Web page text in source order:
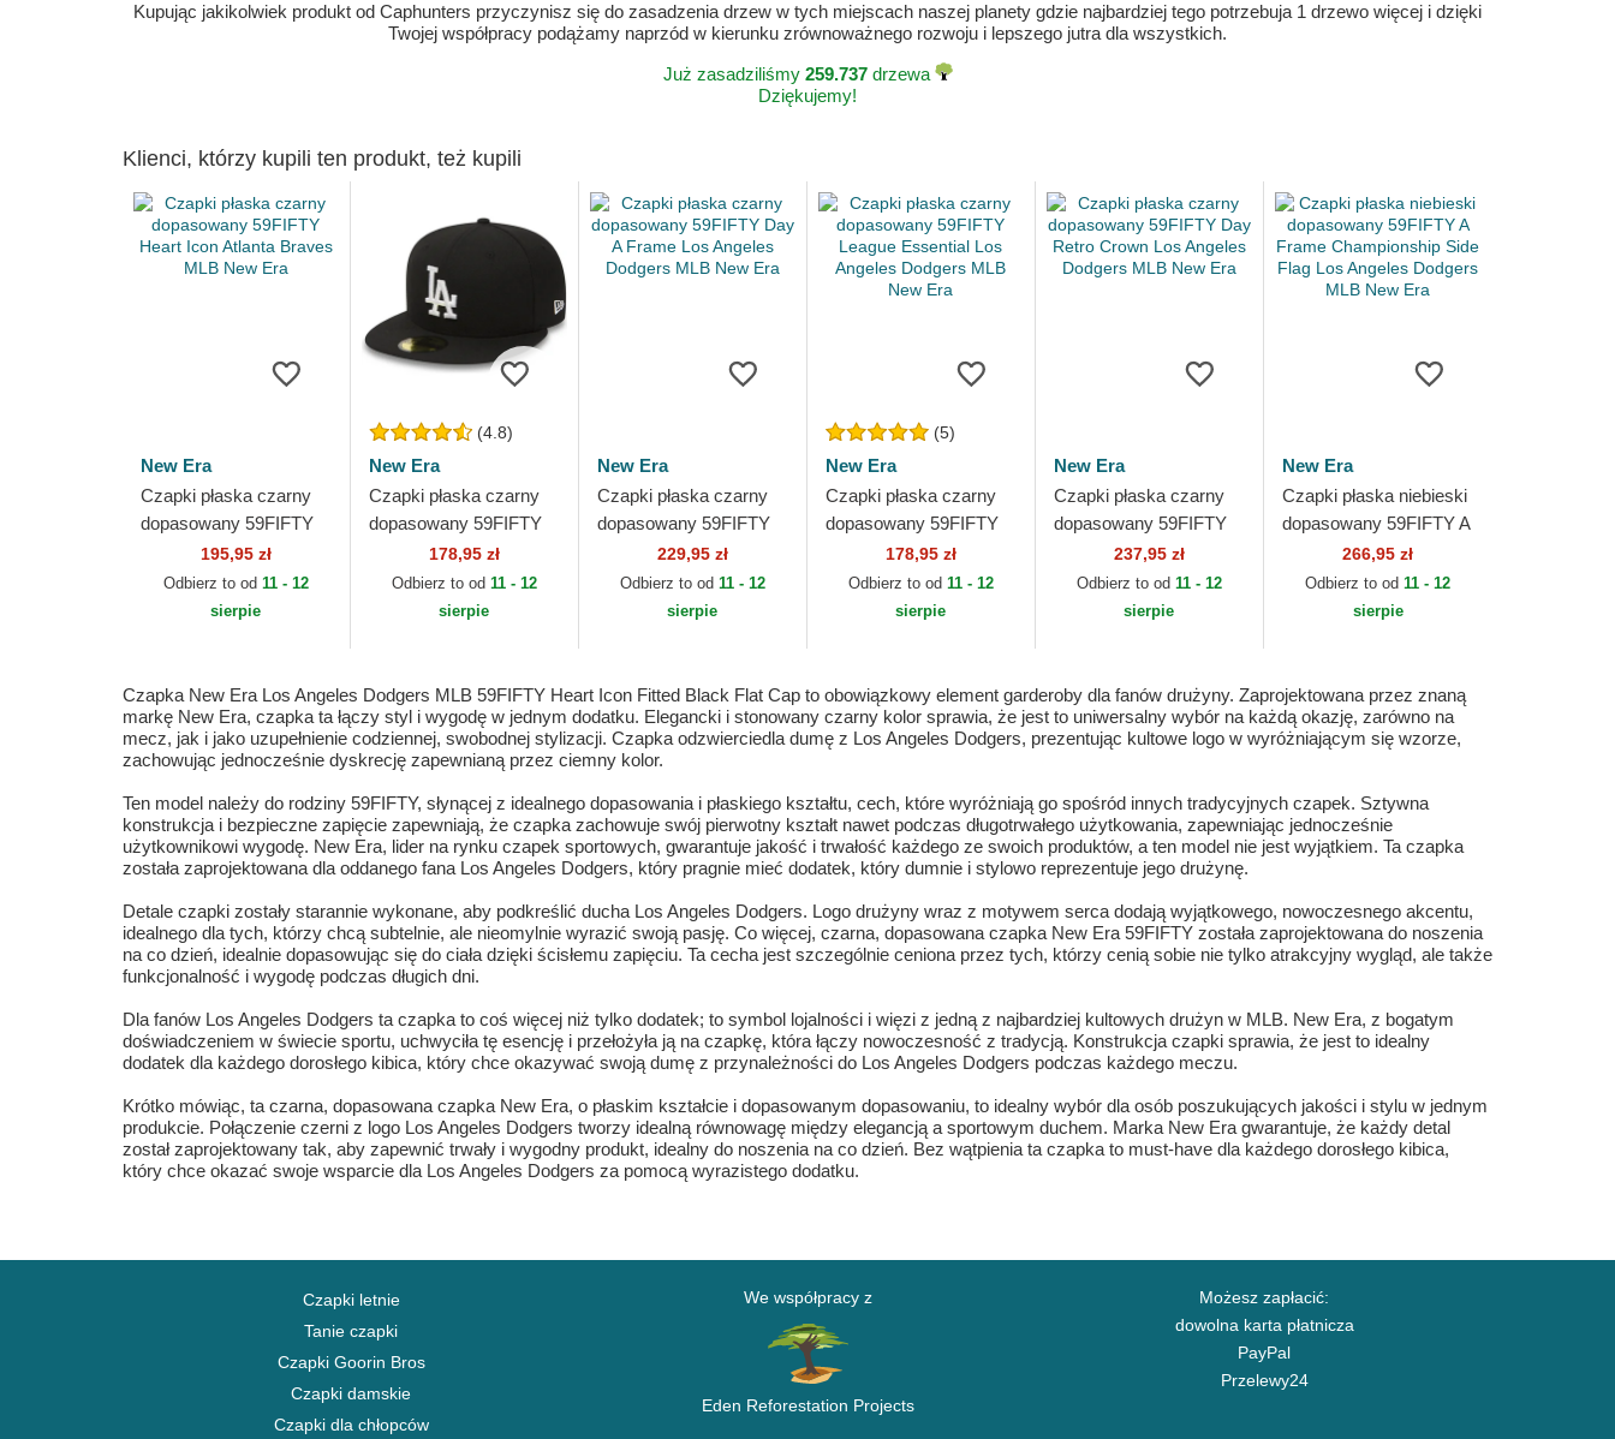
Kupując jakikolwiek produkt od Caphunters przyczynisz się do zasadzenia drzew w tych miejscach naszej planety gdzie najbardziej tego potrzebuja 1 drzewo więcej i dzięki
Twojej współpracy podążamy naprzód w kierunku zrównoważnego rozwoju i lepszego jutra dla wszystkich.
Już zasadziliśmy 259.737drzewa
Dziękujemy!
Klienci, którzy kupili ten produkt, też kupili
New Era
Czapki płaska czarny
dopasowany 59FIFTY
Heart Icon Atlanta
Braves MLB New Era
195,95 zł
Odbierz to od 11 - 12
sierpie
(4.8)
New Era
Czapki płaska czarny
dopasowany 59FIFTY
Essential Los Angeles
Dodgers MLB New Era
178,95 zł
Odbierz to od 11 - 12
sierpie
New Era
Czapki płaska czarny
dopasowany 59FIFTY
Day A Frame Los
Angeles Dodgers MLB
229,95 zł
Odbierz to od 11 - 12
sierpie
(5)
New Era
Czapki płaska czarny
dopasowany 59FIFTY
League Essential Los
Angeles Dodgers MLB
178,95 zł
Odbierz to od 11 - 12
sierpie
New Era
Czapki płaska czarny
dopasowany 59FIFTY
Day Retro Crown Los
Angeles Dodgers MLB
237,95 zł
Odbierz to od 11 - 12
sierpie
New Era
Czapki płaska niebieski
dopasowany 59FIFTY A
Frame Championship
Side Flag Los Angeles
Dodgers MLB...
266,95 zł
Odbierz to od11 - 12
sierpie
Czapka New Era Los Angeles Dodgers MLB 59FIFTY Heart Icon Fitted Black Flat Cap to obowiązkowy element garderoby dla fanów drużyny. Zaprojektowana przez znaną
markę New Era, czapka ta łączy styl i wygodę w jednym dodatku. Elegancki i stonowany czarny kolor sprawia, że jest to uniwersalny wybór na każdą okazję, zarówno na
mecz, jak i jako uzupełnienie codziennej, swobodnej stylizacji. Czapka odzwierciedla dumę z Los Angeles Dodgers, prezentując kultowe logo w wyróżniającym się wzorze,
zachowując jednocześnie dyskrecję zapewnianą przez ciemny kolor.
Ten model należy do rodziny 59FIFTY, słynącej z idealnego dopasowania i płaskiego kształtu, cech, które wyróżniają go spośród innych tradycyjnych czapek. Sztywna
konstrukcja i bezpieczne zapięcie zapewniają, że czapka zachowuje swój pierwotny kształt nawet podczas długotrwałego użytkowania, zapewniając jednocześnie
użytkownikowi wygodę. New Era, lider na rynku czapek sportowych, gwarantuje jakość i trwałość każdego ze swoich produktów, a ten model nie jest wyjątkiem. Ta czapka
została zaprojektowana dla oddanego fana Los Angeles Dodgers, który pragnie mieć dodatek, który dumnie i stylowo reprezentuje jego drużynę.
Detale czapki zostały starannie wykonane, aby podkreślić ducha Los Angeles Dodgers. Logo drużyny wraz z motywem serca dodają wyjątkowego, nowoczesnego akcentu,
idealnego dla tych, którzy chcą subtelnie, ale nieomylnie wyrazić swoją pasję. Co więcej, czarna, dopasowana czapka New Era 59FIFTY została zaprojektowana do noszenia
na co dzień, idealnie dopasowując się do ciała dzięki ścisłemu zapięciu. Ta cecha jest szczególnie ceniona przez tych, którzy cenią sobie nie tylko atrakcyjny wygląd, ale także
funkcjonalność i wygodę podczas długich dni.
Dla fanów Los Angeles Dodgers ta czapka to coś więcej niż tylko dodatek; to symbol lojalności i więzi z jedną z najbardziej kultowych drużyn w MLB. New Era, z bogatym
doświadczeniem w świecie sportu, uchwyciła tę esencję i przełożyła ją na czapkę, która łączy nowoczesność z tradycją. Konstrukcja czapki sprawia, że jest to idealny
dodatek dla każdego dorosłego kibica, który chce okazywać swoją dumę z przynależności do Los Angeles Dodgers podczas każdego meczu.
Krótko mówiąc, ta czarna, dopasowana czapka New Era, o płaskim kształcie i dopasowanym dopasowaniu, to idealny wybór dla osób poszukujących jakości i stylu w jednym
produkcie. Połączenie czerni z logo Los Angeles Dodgers tworzy idealną równowagę między elegancją a sportowym duchem. Marka New Era gwarantuje, że każdy detal
został zaprojektowany tak, aby zapewnić trwały i wygodny produkt, idealny do noszenia na co dzień. Bez wątpienia ta czapka to must-have dla każdego dorosłego kibica,
który chce okazać swoje wsparcie dla Los Angeles Dodgers za pomocą wyrazistego dodatku.
Czapki letnie
Tanie czapki
Czapki Goorin Bros
Czapki damskie
Czapki dla chłopców
We współpracy z
Eden Reforestation Projects
Możesz zapłacić:
dowolna karta płatnicza
PayPal
Przelewy24